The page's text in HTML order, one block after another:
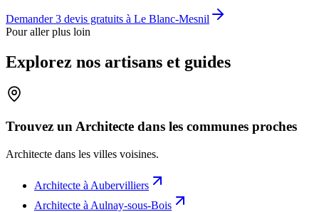
Demander 3 devis gratuits à Le Blanc-Mesnil
Pour aller plus loin
Explorez nos artisans et guides
Trouvez un Architecte dans les communes proches
Architecte dans les villes voisines.
Architecte à Aubervilliers
Architecte à Aulnay-sous-Bois